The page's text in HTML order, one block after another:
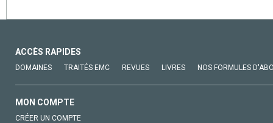
ACCÈS RAPIDES
DOMAINES TRAITÉS EMC REVUES LIVRES NOS FORMULES
MON COMPTE
CRÉER UN COMPTE